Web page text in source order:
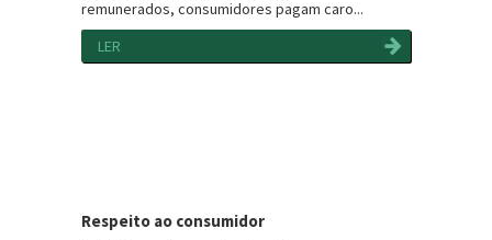
remunerados, consumidores pagam caro...
LER
Respeito ao consumidor